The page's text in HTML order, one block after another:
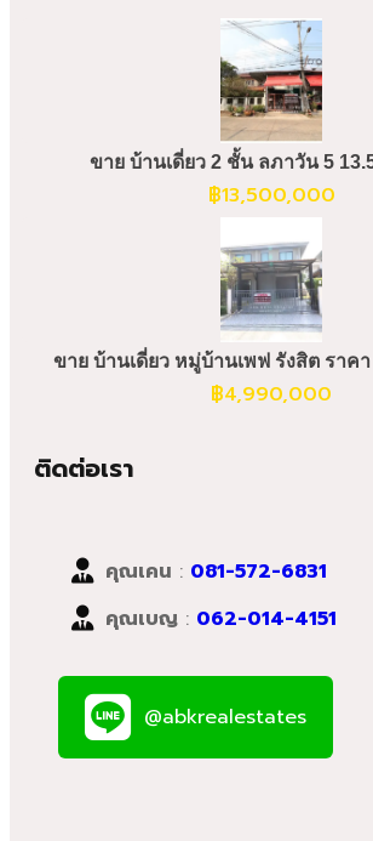
ขาย บ้านเดี่ยว 2 ชั้น ลภาวัน 5
฿13,500,000
ขาย บ้านเดี่ยว หมู่บ้านเพฟ รังสิต ราค
฿4,990,000
ติดต่อเรา
คุณเคน : 081-572-6831
คุณเบญ : 062-014-4151
@abkrealestates